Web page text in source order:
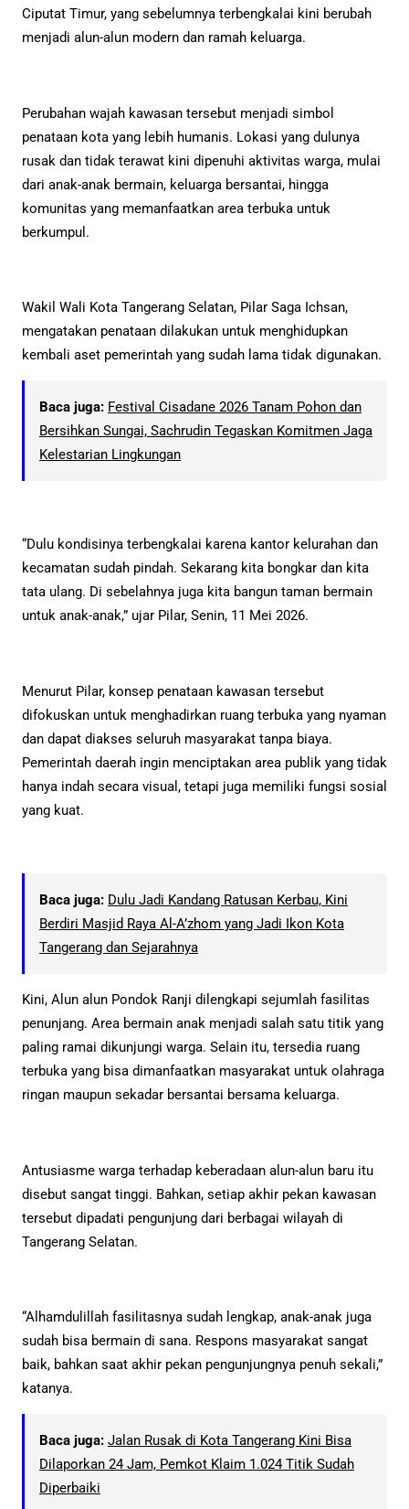
Ciputat Timur, yang sebelumnya terbengkalai kini berubah
menjadi alun-alun modern dan ramah keluarga.
Perubahan wajah kawasan tersebut menjadi simbol
penataan kota yang lebih humanis. Lokasi yang dulunya
rusak dan tidak terawat kini dipenuhi aktivitas warga, mulai
dari anak-anak bermain, keluarga bersantai, hingga
komunitas yang memanfaatkan area terbuka untuk
berkumpul.
Wakil Wali Kota Tangerang Selatan, Pilar Saga Ichsan,
mengatakan penataan dilakukan untuk menghidupkan
kembali aset pemerintah yang sudah lama tidak digunakan.
Baca juga: Festival Cisadane 2026 Tanam Pohon dan
Bersihkan Sungai, Sachrudin Tegaskan Komitmen Jaga
Kelestarian Lingkungan
“Dulu kondisinya terbengkalai karena kantor kelurahan dan
kecamatan sudah pindah. Sekarang kita bongkar dan kita
tata ulang. Di sebelahnya juga kita bangun taman bermain
untuk anak-anak,” ujar Pilar, Senin, 11 Mei 2026.
Menurut Pilar, konsep penataan kawasan tersebut
difokuskan untuk menghadirkan ruang terbuka yang nyaman
dan dapat diakses seluruh masyarakat tanpa biaya.
Pemerintah daerah ingin menciptakan area publik yang tidak
hanya indah secara visual, tetapi juga memiliki fungsi sosial
yang kuat.
Baca juga: Dulu Jadi Kandang Ratusan Kerbau, Kini
Berdiri Masjid Raya Al-A’zhom yang Jadi Ikon Kota
Tangerang dan Sejarahnya
Kini, Alun alun Pondok Ranji dilengkapi sejumlah fasilitas
penunjang. Area bermain anak menjadi salah satu titik yang
paling ramai dikunjungi warga. Selain itu, tersedia ruang
terbuka yang bisa dimanfaatkan masyarakat untuk olahraga
ringan maupun sekadar bersantai bersama keluarga.
Antusiasme warga terhadap keberadaan alun-alun baru itu
disebut sangat tinggi. Bahkan, setiap akhir pekan kawasan
tersebut dipadati pengunjung dari berbagai wilayah di
Tangerang Selatan.
“Alhamdulillah fasilitasnya sudah lengkap, anak-anak juga
sudah bisa bermain di sana. Respons masyarakat sangat
baik, bahkan saat akhir pekan pengunjungnya penuh sekali,”
katanya.
Baca juga: Jalan Rusak di Kota Tangerang Kini Bisa
Dilaporkan 24 Jam, Pemkot Klaim 1.024 Titik Sudah
Diperbaiki